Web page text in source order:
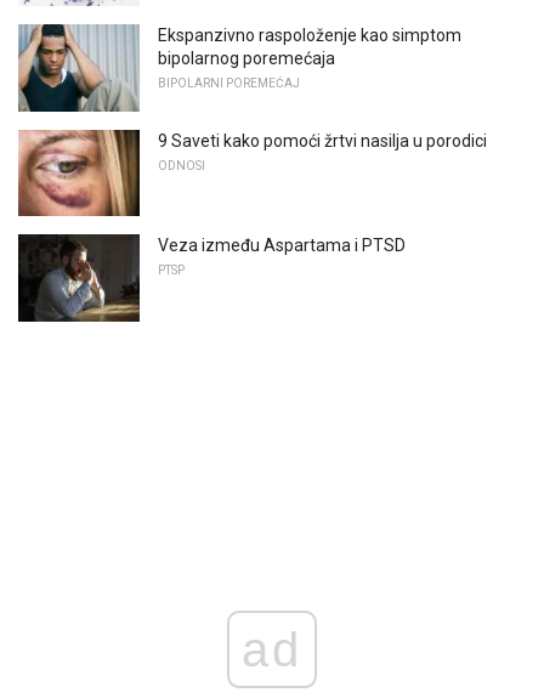
Ekspanzivno raspoloženje kao simptom
bipolarnog poremećaja
BIPOLARNI POREMEĆAJ
9 Saveti kako pomoći žrtvi nasilja u porodici
ODNOSI
Veza između Aspartama i PTSD
PTSP
ad